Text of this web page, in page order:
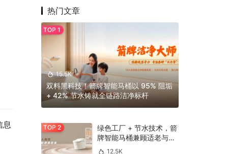
息
热门文章
15.5K
双料黑科技！箭牌智能马桶以 95% 阻垢
+ 42% 节水铸就全链路洁净标杆
绿色工厂 + 节水技术，箭
牌智能马桶兼顾适老与环
保
12.5K